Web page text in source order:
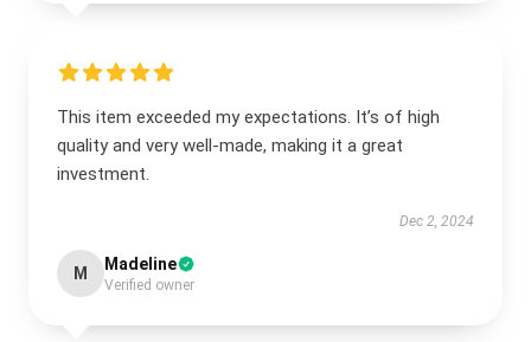
This item exceeded my expectations. It’s of high
quality and very well-made, making it a great
investment.
Dec 2, 2024
M Madeline
Verified owner